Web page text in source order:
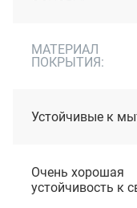
МАТЕРИАЛ
ПОКРЫТИЯ:
Устойчивые к
Очень хорошая
устойчивость к